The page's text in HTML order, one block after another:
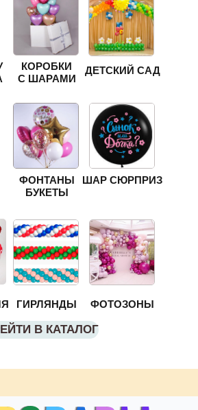
ФОНТАНЫ
БУКЕТЫ
ШАР СЮРПРИЗ
ГИРЛЯНДЫ
В КАТАЛОГ
ФОТОЗОНЫ
КОРОБКИ
С ШАРАМИ
ДЕТСКИЙ САД